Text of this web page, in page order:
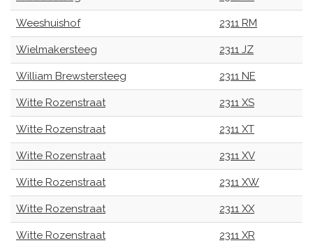
Weeshuishof 2311 RM
Wielmakersteeg 2311 JZ
William Brewstersteeg 2311 NE
Witte Rozenstraat 2311 XS
Witte Rozenstraat 2311 XT
Witte Rozenstraat 2311 XV
Witte Rozenstraat 2311 XW
Witte Rozenstraat 2311 XX
Witte Rozenstraat 2311 XR